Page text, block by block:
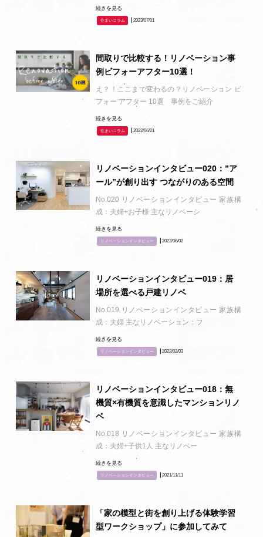
続きを見る
住まいコラム ┃2023/07/01
間取りで比較する！リノベーション事
例ビフォーアフター10選！
え？！ここまで変わるの？リノベーション ビ
フォー アフター 10選 事例をご紹介
続きを見る
住まいコラム ┃2022/06/21
リノベーションインタビュー020：”ア
ール”が創り出す つながりのある空間
No.020 リノベーションインタビュー 家族構
成：夫婦+お子様 主なリノベーシ
続きを見る
リノベーションインタビュー ┃2022/06/02
リノベーションインタビュー019：居
場所を選べる戸建リノベ
No.019 リノベーションインタビュー 家族構
成：夫婦 主なリノベーション：フ
続きを見る
リノベーションインタビュー ┃2022/02/03
リノベーションインタビュー018：無
機質×有機質を意識したマンションリノ
ベ
No.018 リノベーションインタビュー 家族構
成：夫婦+子供1人 主なリノベー
続きを見る
リノベーションインタビュー ┃2021/11/11
「家の模型と街を創り上げる体験学習
型ワークショップ」に参加してみて